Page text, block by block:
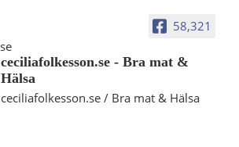
58,321
ceciliafolkesson.se - Bra mat &
Hälsa
ceciliafolkesson.se / Bra mat & Hälsa